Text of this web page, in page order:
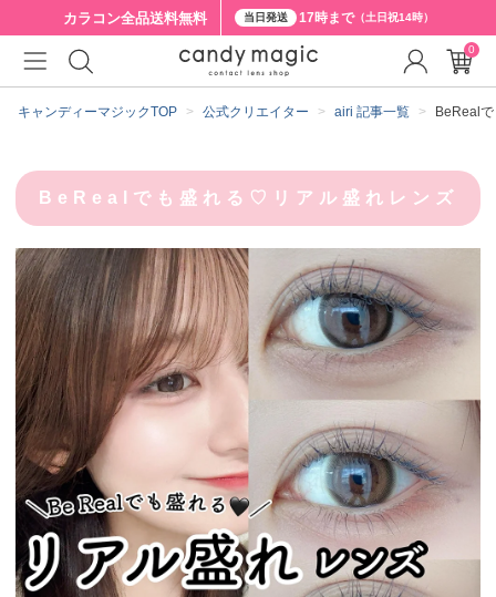
カラコン全品送料無料 当日発送 17時まで（土日祝14時）
キャンディーマジックTOP 公式クリエイター airi 記事一覧 BeReal
BeRealでも盛れる♡リアル盛れレンズ
0